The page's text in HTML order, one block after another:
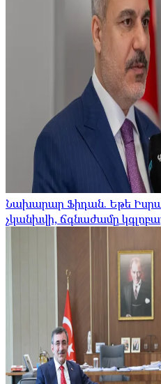
Նախարար Ֆիդան. Եթե
չկանխվի, ճգնաժամը